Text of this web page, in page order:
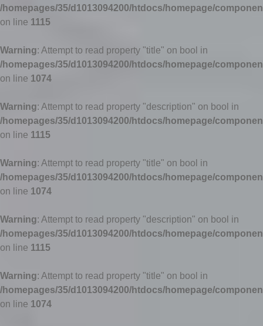
/homepages/35/d1013094200/htdocs/homepage/
on line 1115
Warning: Attempt to read property "title" on bool in
/homepages/35/d1013094200/htdocs/homepage/
on line 1074
Warning: Attempt to read property "description" on bool in
/homepages/35/d1013094200/htdocs/homepage/
on line 1115
Warning: Attempt to read property "title" on bool in
/homepages/35/d1013094200/htdocs/homepage/
on line 1074
Warning: Attempt to read property "description" on bool in
/homepages/35/d1013094200/htdocs/homepage/
on line 1115
Warning: Attempt to read property "title" on bool in
/homepages/35/d1013094200/htdocs/homepage/
on line 1074